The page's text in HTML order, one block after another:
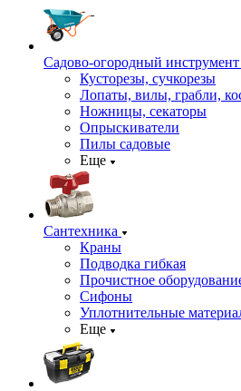
Садово-огородный инструмент
Кусторезы, сучкорезы
Лопаты, вилы, грабли,
Ножницы, секаторы
Опрыскиватели
Пилы садовые
Еще
Сантехника
Краны
Подводка гибкая
Прочистное
Сифоны
Уплотнительные
Еще